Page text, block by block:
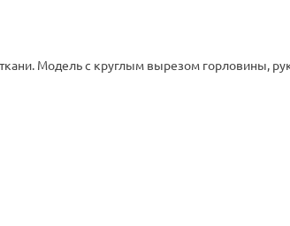
Модель с круглым вырезом горловины,